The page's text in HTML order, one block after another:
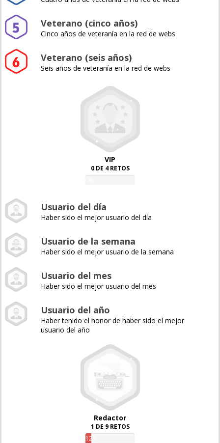
Veterano (cinco años)
Cinco años de veteranía en la red de webs
Veterano (seis años)
Seis años de veteranía en la red de webs
VIP
0 DE 4 RETOS
Usuario del día
Haber sido el mejor usuario del día
Usuario de la semana
Haber sido el mejor usuario de la semana
Usuario del mes
Haber sido el mejor usuario del mes
Usuario del año
Haber tenido el honor de haber sido el mejor
usuario del año
Redactor
1 DE 9 RETOS
12%